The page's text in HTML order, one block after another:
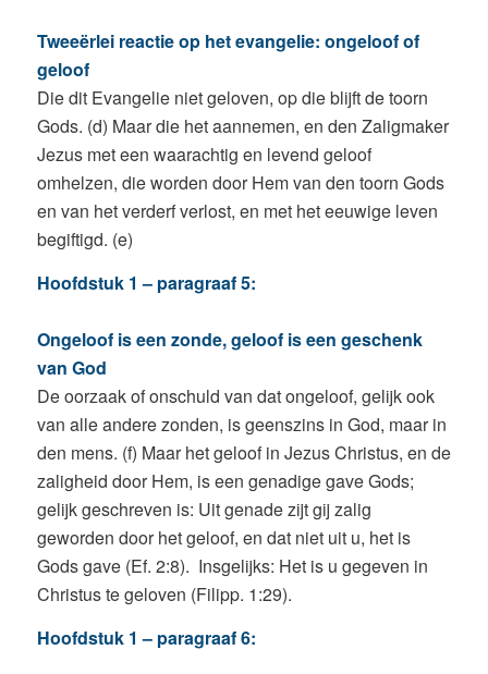
Tweeërlei reactie op het evangelie: ongeloof of
geloof
Die dit Evangelie niet geloven, op die blijft de toorn
Gods. (d) Maar die het aannemen, en den Zaligmaker
Jezus met een waarachtig en levend geloof
omhelzen, die worden door Hem van den toorn Gods
en van het verderf verlost, en met het eeuwige leven
begiftigd. (e)
Hoofdstuk 1 – paragraaf 5:
Ongeloof is een zonde, geloof is een geschenk
van God
De oorzaak of onschuld van dat ongeloof, gelijk ook
van alle andere zonden, is geenszins in God, maar in
den mens. (f) Maar het geloof in Jezus Christus, en de
zaligheid door Hem, is een genadige gave Gods;
gelijk geschreven is: Uit genade zijt gij zalig
geworden door het geloof, en dat niet uit u, het is
Gods gave (Ef. 2:8). Insgelijks: Het is u gegeven in
Christus te geloven (Filipp. 1:29).
Hoofdstuk 1 – paragraaf 6: